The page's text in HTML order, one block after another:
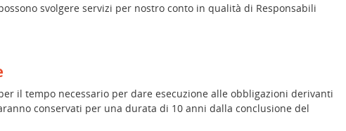
svolgere servizi per nostro conto in qualità di Responsabili
il tempo necessario per dare esecuzione alle obbligazioni derivanti
conservati per una durata di 10 anni dalla conclusione del